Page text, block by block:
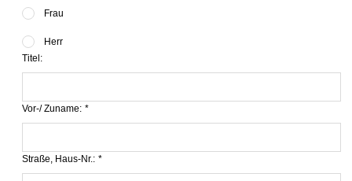
Frau
Herr
Titel:
Vor-/ Zuname: *
Straße, Haus-Nr.: *